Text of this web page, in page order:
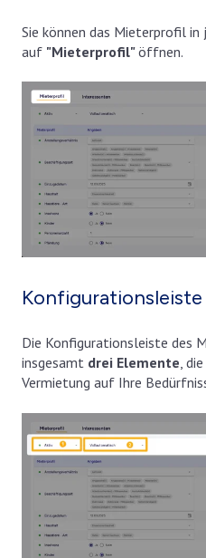
Sie können das Mieterprofil
auf "Mieterprofil"öffnen.
Die Konfigurationsleiste des
insgesamt drei Elemente,
Vermietung auf Ihre